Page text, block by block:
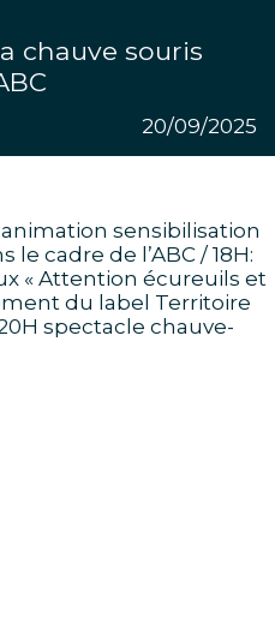
chauve souris
20/09/2025
animation sensibilisation
cadre de l’ABC / 18H:
« Attention écureuils et
du label Territoire
spectacle chauve-